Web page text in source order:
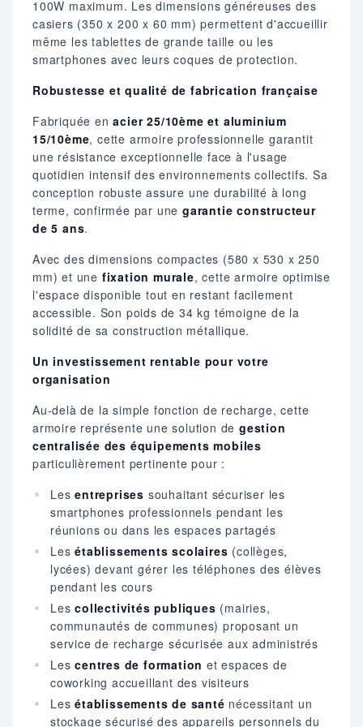
100W maximum. Les dimensions généreuses des
casiers (350 x 200 x 60 mm) permettent d'accueillir
même les tablettes de grande taille ou les
smartphones avec leurs coques de protection.
Robustesse et qualité de fabrication française
Fabriquée enacier 25/10ème et aluminium
15/10ème, cette armoire professionnelle garantit
une résistance exceptionnelle face à l'usage
quotidien intensif des environnements collectifs. Sa
conception robuste assure une durabilité à long
terme, confirmée par unegarantie constructeur
de 5 ans.
Avec des dimensions compactes (580 x 530 x 250
mm) et une fixation murale, cette armoire optimise
l'espace disponible tout en restant facilement
accessible. Son poids de 34 kg témoigne de la
solidité de sa construction métallique.
Un investissement rentable pour votre
organisation
Au-delà de la simple fonction de recharge, cette
armoire représente une solution degestion
centralisée des équipements mobiles
particulièrement pertinente pour :
Lesentreprises souhaitant sécuriser les
smartphones professionnels pendant les
réunions ou dans les espaces partagés
Lesétablissements scolaires (collèges,
lycées) devant gérer les téléphones des élèves
pendant les cours
Lescollectivités publiques (mairies,
communautés de communes) proposant un
service de recharge sécurisée aux administrés
Lescentres de formation et espaces de
coworking accueillant des visiteurs
Lesétablissements de santé nécessitant un
stockage sécurisé des appareils personnels du